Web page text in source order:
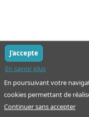
En poursuivant votre
cookies permettant de
En savoir plus
J'accepte
Continuer sans accepter